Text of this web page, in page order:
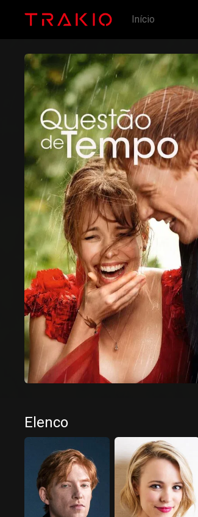
Início
Elenco